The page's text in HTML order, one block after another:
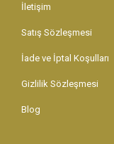
İletişim
Satış Sözleşmesi
İade ve İptal Koşulları
Gizlilik Sözleşmesi
Blog